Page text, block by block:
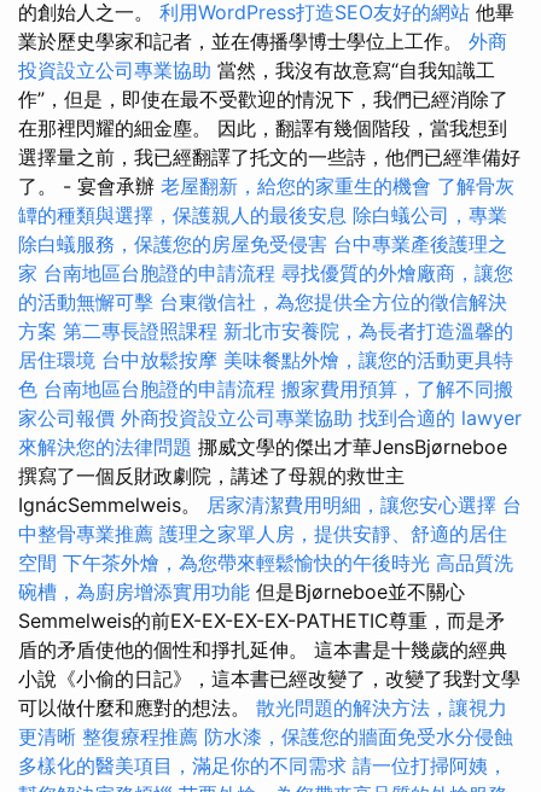
的創始人之一。 利用WordPress打造SEO友好的網站 他畢
業於歷史學家和記者，並在傳播學博士學位上工作。 外商
投資設立公司專業協助 當然，我沒有故意寫“自我知識工
作”，但是，即使在最不受歡迎的情況下，我們已經消除了
在那裡閃耀的細金塵。 因此，翻譯有幾個階段，當我想到
選擇量之前，我已經翻譯了托文的一些詩，他們已經準備好
了。 - 宴會承辦 老屋翻新，給您的家重生的機會 了解骨灰
罈的種類與選擇，保護親人的最後安息 除白蟻公司，專業
除白蟻服務，保護您的房屋免受侵害 台中專業產後護理之
家 台南地區台胞證的申請流程 尋找優質的外燴廠商，讓您
的活動無懈可擊 台東徵信社，為您提供全方位的徵信解決
方案 第二專長證照課程 新北市安養院，為長者打造溫馨的
居住環境 台中放鬆按摩 美味餐點外燴，讓您的活動更具特
色 台南地區台胞證的申請流程 搬家費用預算，了解不同搬
家公司報價 外商投資設立公司專業協助 找到合適的 lawyer
來解決您的法律問題 挪威文學的傑出才華JensBjørneboe
撰寫了一個反財政劇院，講述了母親的救世主
IgnácSemmelweis。 居家清潔費用明細，讓您安心選擇 台
中整骨專業推薦 護理之家單人房，提供安靜、舒適的居住
空間 下午茶外燴，為您帶來輕鬆愉快的午後時光 高品質洗
碗槽，為廚房增添實用功能 但是Bjørneboe並不關心
Semmelweis的前EX-EX-EX-EX-PATHETIC尊重，而是矛
盾的矛盾使他的個性和掙扎延伸。 這本書是十幾歲的經典
小說《小偷的日記》，這本書已經改變了，改變了我對文學
可以做什麼和應對的想法。 散光問題的解決方法，讓視力
更清晰 整復療程推薦 防水漆，保護您的牆面免受水分侵蝕
多樣化的醫美項目，滿足你的不同需求 請一位打掃阿姨，